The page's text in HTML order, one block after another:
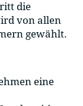
die
von allen
gewählt.
eine